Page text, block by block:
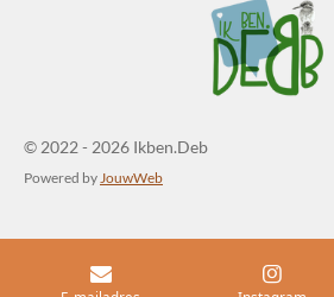
© 2022 - 2026 Ikben.Deb
Powered by JouwWeb